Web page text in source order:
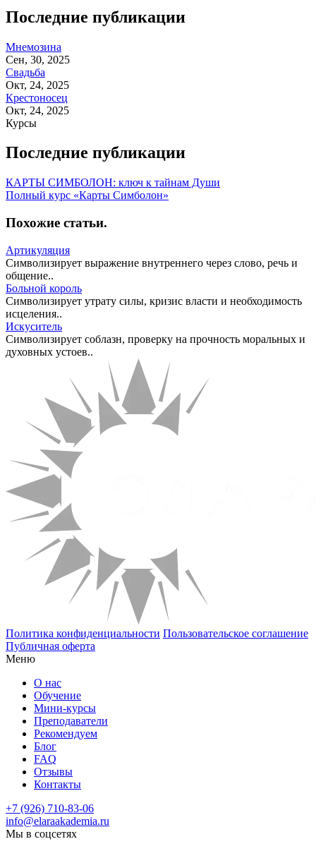
Последние публикации
Мнемозина
Сен, 30, 2025
Свадьба
Окт, 24, 2025
Крестоносец
Окт, 24, 2025
Курсы
Последние публикации
КАРТЫ СИМБОЛОН: ключ к тайнам Души
Полный курс «Карты Симболон»
Похожие статьи.
Артикуляция
Символизирует выражение внутреннего через слово, речь и
общение..
Больной король
Символизирует утрату силы, кризис власти и необходимость
исцеления..
Искуситель
Символизирует соблазн, проверку на прочность моральных и
духовных устоев..
Политика конфиденциальности Пользовательское соглашение
Публичная оферта
Меню
О нас
Обучение
Мини-курсы
Преподаватели
Рекомендуем
Блог
FAQ
Отзывы
Контакты
+7 (926) 710-83-06
info@elaraakademia.ru
Мы в соцсетях